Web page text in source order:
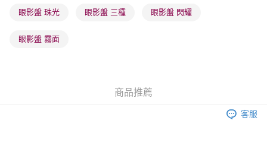
每筆HK$20.00，滿HK$100.00或以上免運費
澳門地區配送 - 確認發貨後1-4個工作天送達
眼影盤 珠光 眼影盤 三種 眼影盤 閃耀
眼影盤 霧面
商品推薦
客服